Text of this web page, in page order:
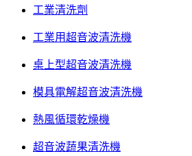
工業清洗劑
工業用超音波清洗機
桌上型超音波清洗機
模具電解超音波清洗機
熱風循環乾燥機
超音波蔬果清洗機